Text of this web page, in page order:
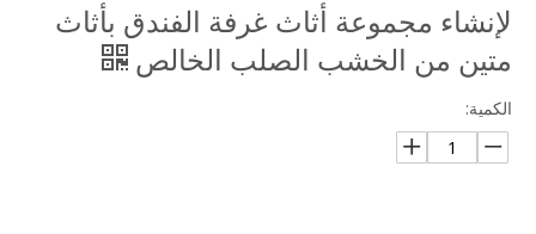
لإنشاء مجموعة أثاث غرفة الفندق بأثاث
متين من الخشب الصلب الخالص
الكمية: